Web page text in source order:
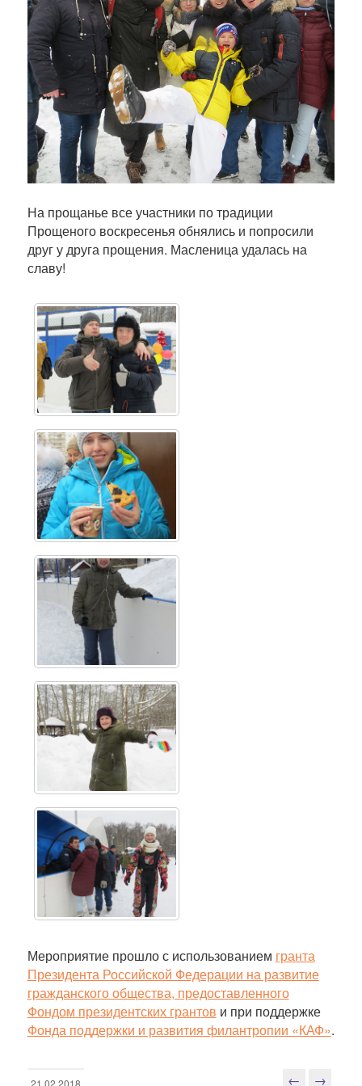
На прощанье все участники по традиции
Прощеного воскресенья обнялись и попросили
друг у друга прощения. Масленица удалась на
славу!
Мероприятие прошло с использованием гранта
Президента Российской Федерации на развитие
гражданского общества, предоставленного
Фондом президентских грантов и при поддержке
Фонда поддержки и развития филантропии «КАФ».
21.02.2018 ← →